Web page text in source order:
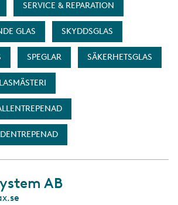
SERVICE & REPARATION
GLAS SKYDDSGLAS
SPEGLAR SÄKERHETSGLAS
AB